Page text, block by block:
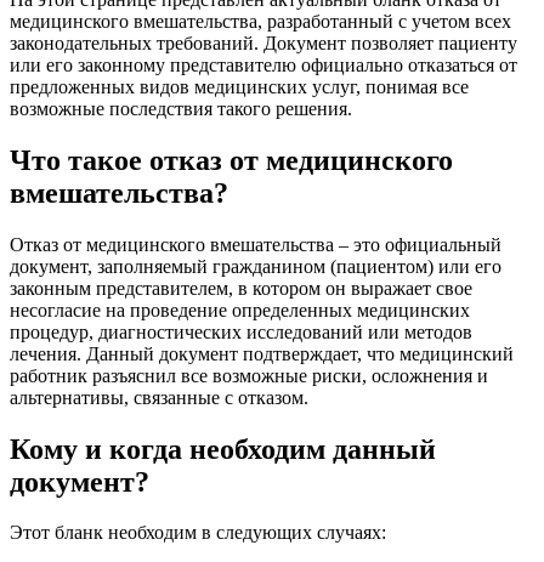
медицинского вмешательства, разработанный с учетом всех
законодательных требований. Документ позволяет пациенту
или его законному представителю официально отказаться от
предложенных видов медицинских услуг, понимая все
возможные последствия такого решения.
Что такое отказ от медицинского
вмешательства?
Отказ от медицинского вмешательства – это официальный
документ, заполняемый гражданином (пациентом) или его
законным представителем, в котором он выражает свое
несогласие на проведение определенных медицинских
процедур, диагностических исследований или методов
лечения. Данный документ подтверждает, что медицинский
работник разъяснил все возможные риски, осложнения и
альтернативы, связанные с отказом.
Кому и когда необходим данный
документ?
Этот бланк необходим в следующих случаях: